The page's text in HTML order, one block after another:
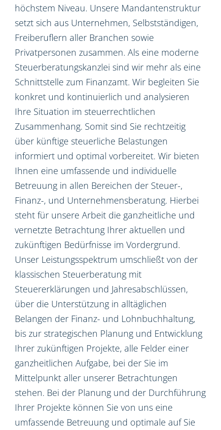
höchstem Niveau. Unsere Mandantenstruktur
setzt sich aus Unternehmen, Selbstständigen,
Freiberuflern aller Branchen sowie
Privatpersonen zusammen. Als eine moderne
Steuerberatungskanzlei sind wir mehr als eine
Schnittstelle zum Finanzamt. Wir begleiten Sie
konkret und kontinuierlich und analysieren
Ihre Situation im steuerrechtlichen
Zusammenhang. Somit sind Sie rechtzeitig
über künftige steuerliche Belastungen
informiert und optimal vorbereitet. Wir bieten
Ihnen eine umfassende und individuelle
Betreuung in allen Bereichen der Steuer-,
Finanz-, und Unternehmensberatung. Hierbei
steht für unsere Arbeit die ganzheitliche und
vernetzte Betrachtung Ihrer aktuellen und
zukünftigen Bedürfnisse im Vordergrund.
Unser Leistungsspektrum umschließt von der
klassischen Steuerberatung mit
Steuererklärungen und Jahresabschlüssen,
über die Unterstützung in alltäglichen
Belangen der Finanz- und Lohnbuchhaltung,
bis zur strategischen Planung und Entwicklung
Ihrer zukünftigen Projekte, alle Felder einer
ganzheitlichen Aufgabe, bei der Sie im
Mittelpunkt aller unserer Betrachtungen
stehen. Bei der Planung und der Durchführung
Ihrer Projekte können Sie von uns eine
umfassende Betreuung und optimale auf Sie